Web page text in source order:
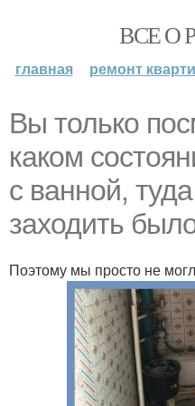
ВСЕ О
главная ремонт
Вы только
каком
с ванной,
заходить
Поэтому мы просто не